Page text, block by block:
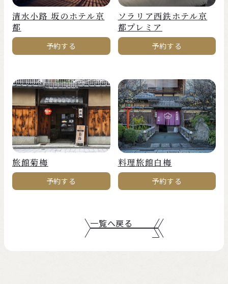
清水小路 坂のホテル京
都
予約する
ソラリア西鉄ホテル京
都プレミア
予約する
旅館菊梅
予約する
料理旅館白梅
予約する
一覧へ戻る